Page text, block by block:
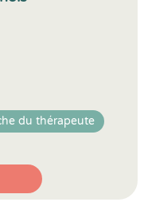
du thérapeute